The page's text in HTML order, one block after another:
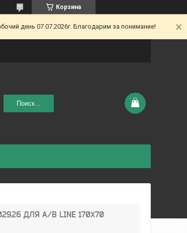
Корзина
день 07.07.2026г. Благодарим за понимание!
Поиск...
ДЛЯ А/В LINE 170X70